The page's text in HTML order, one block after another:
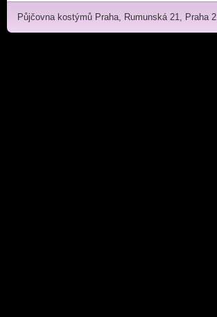
Půjčovna kostýmů Praha, Rumunská 21, Praha 2